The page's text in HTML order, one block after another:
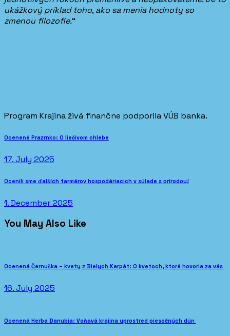
ukážkový príklad toho, ako sa menia hodnoty so
zmenou filozofie.“
Program Krajina živá finančne podporila VÚB banka.
Post
navigation
Previous
Ocenené Prazrnko: O liečivom chlebe
17. July 2025
Next
Ocenili sme ďalších farmárov hospodáriacich v súlade s prírodou!
1. December 2025
You May Also Like
Ocenená Černuška – kvety z Bielych Karpát: O kvetoch, ktoré hovoria za vás
16. July 2025
Ocenená Herba Danubia: Voňavá krajina uprostred piesočných dún